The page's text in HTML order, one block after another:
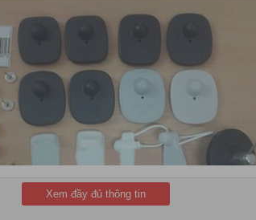
Xem đầy đủ thông tin